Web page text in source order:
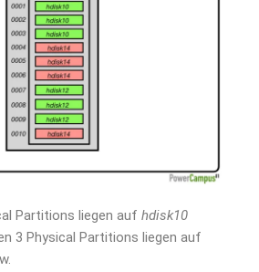
Partitions liegen auf hdisk10
3 Physical Partitions liegen auf